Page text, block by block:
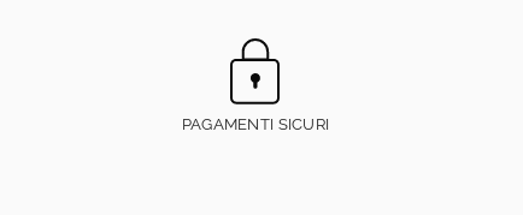
PAGAMENTI SICURI